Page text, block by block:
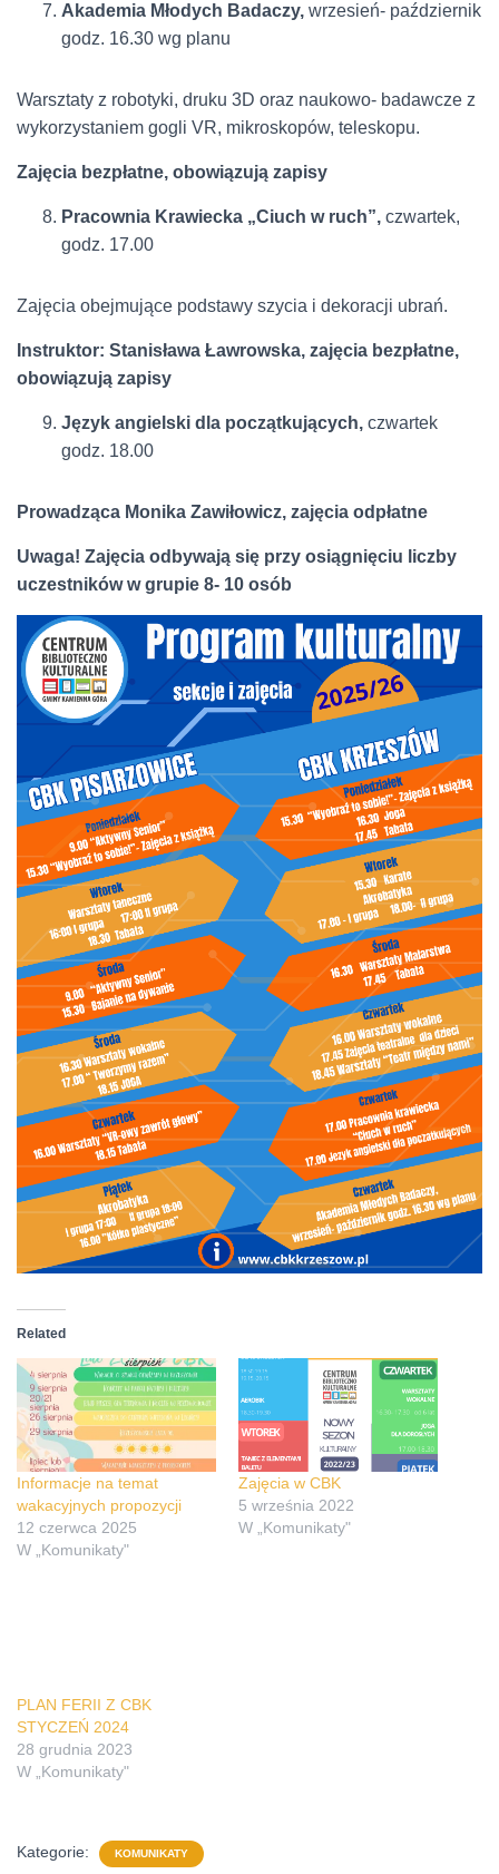
Akademia Młodych Badaczy, wrzesień- październik
godz. 16.30 wg planu
Warsztaty z robotyki, druku 3D oraz naukowo- badawcze z
wykorzystaniem gogli VR, mikroskopów, teleskopu.
Zajęcia bezpłatne, obowiązują zapisy
Pracownia Krawiecka „Ciuch w ruch”, czwartek,
godz. 17.00
Zajęcia obejmujące podstawy szycia i dekoracji ubrań.
Instruktor: Stanisława Ławrowska, zajęcia bezpłatne,
obowiązują zapisy
Język angielski dla początkujących, czwartek
godz. 18.00
Prowadząca Monika Zawiłowicz, zajęcia odpłatne
Uwaga! Zajęcia odbywają się przy osiągnięciu liczby
uczestników w grupie 8- 10 osób
Related
Informacje na temat
wakacyjnych propozycji
12 czerwca 2025
W „Komunikaty"
Zajęcia w CBK
5 września 2022
W „Komunikaty"
PLAN FERII Z CBK
STYCZEŃ 2024
28 grudnia 2023
W „Komunikaty"
Kategorie: KOMUNIKATY